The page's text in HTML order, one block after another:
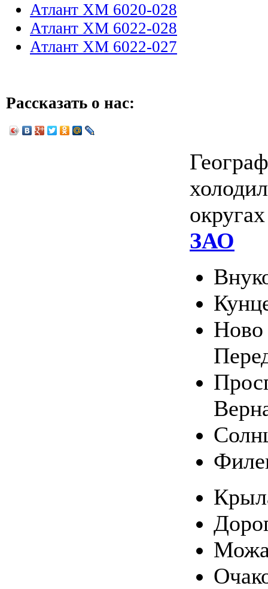
Атлант ХМ 6020-028
Атлант ХМ 6022-028
Атлант ХМ 6022-027
Рассказать о нас:
ЗАО